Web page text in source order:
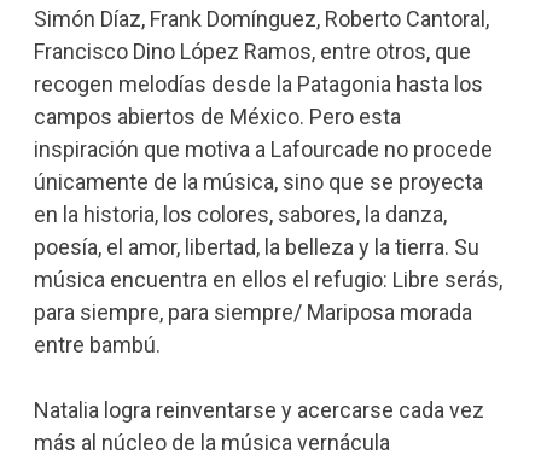
Simón Díaz, Frank Domínguez, Roberto Cantoral,
Francisco Dino López Ramos, entre otros, que
recogen melodías desde la Patagonia hasta los
campos abiertos de México. Pero esta
inspiración que motiva a Lafourcade no procede
únicamente de la música, sino que se proyecta
en la historia, los colores, sabores, la danza,
poesía, el amor, libertad, la belleza y la tierra. Su
música encuentra en ellos el refugio: Libre serás,
para siempre, para siempre/ Mariposa morada
entre bambú.
Natalia logra reinventarse y acercarse cada vez
más al núcleo de la música vernácula